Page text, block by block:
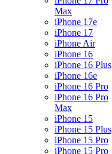
Max
iPhone 17e
iPhone 17
iPhone Air
iPhone 16
iPhone 16 Plus
iPhone 16e
iPhone 16 Pro
iPhone 16 Pro
Max
iPhone 15
iPhone 15 Plus
iPhone 15 Pro
iPhone 15 Pro